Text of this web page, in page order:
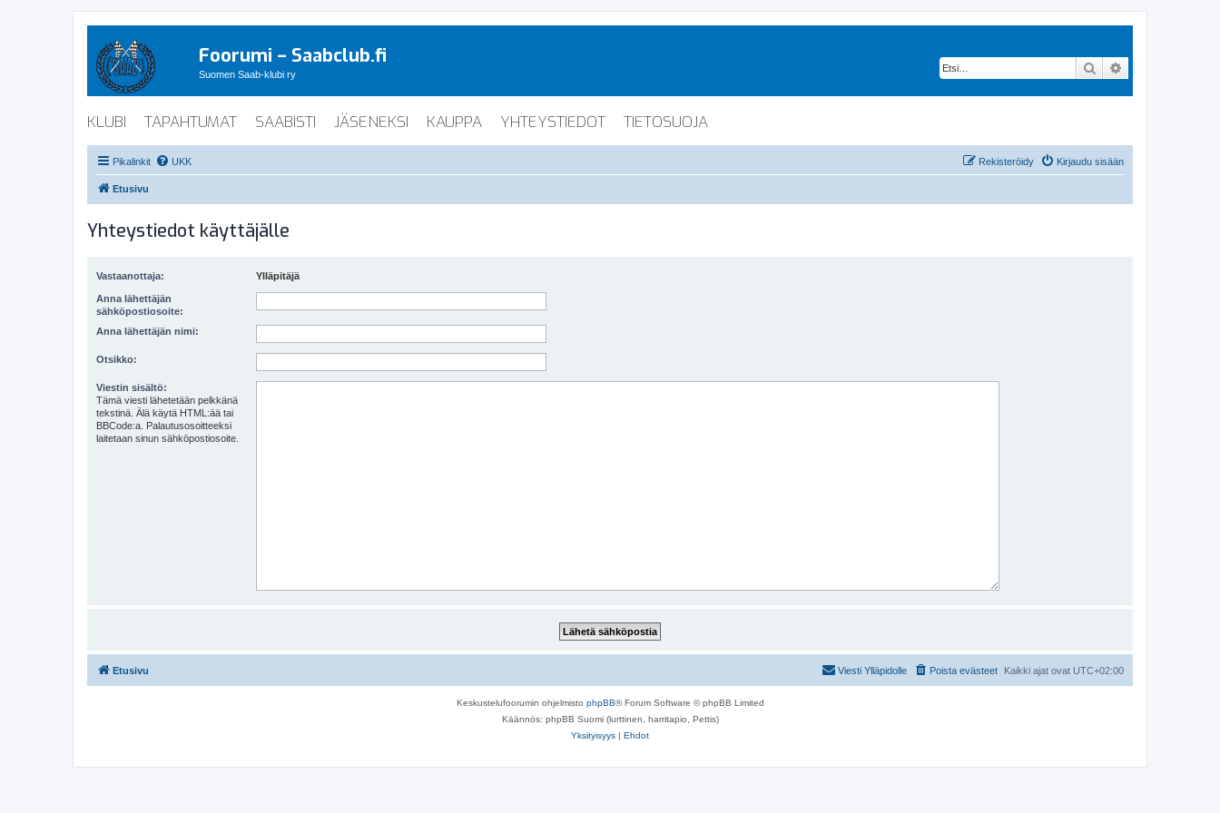
Foorumi – Saabclub.fi
Suomen Saab-klubi ry Etsi
KLUBI TAPAHTUMAT SAABISTI JÄSENEKSI KAUPPA YHTEYSTIEDOT TIETOSUOJA
Pikalinkit UKK Kirjaudu sisään
Rekisteröidy
Etusivu
Yhteystiedot käyttäjälle
Vastaanottaja: Ylläpitäjä
Anna lähettäjän
sähköpostiosoite:
Anna lähettäjän nimi:
Otsikko:
Viestin sisältö:
Tämä viesti lähetetään pelkkänä
tekstinä. Älä käytä HTML:ää tai
BBCode:a. Palautusosoitteeksi
laitetaan sinun sähköpostiosoite.
Etusivu Kaikki ajat ovat UTC+02:00
Poista evästeet
Viesti Ylläpidolle
Keskustelufoorumin ohjelmisto phpBB® Forum Software © phpBB Limited
Käännös: phpBB Suomi (lurttinen, harritapio, Pettis)
Yksityisyys | Ehdot